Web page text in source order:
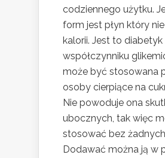
codziennego użytku.
form jest płyn który
kalorii. Jest to diabetyk
współczynniku
może być stosowana
osoby cierpiące na
Nie powoduje ona
ubocznych, tak więc
stosować bez
Dodawać można ją w